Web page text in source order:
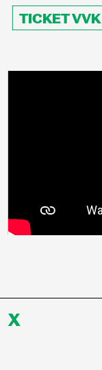
TICKET VVK
X